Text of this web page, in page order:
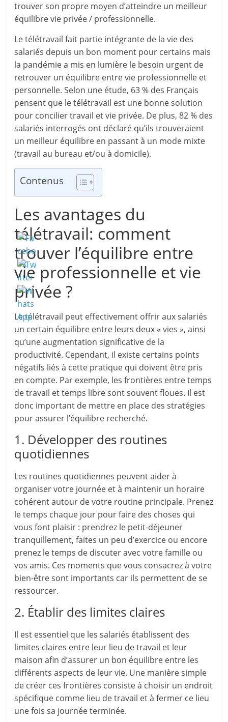
trouver son propre moyen d’atteindre un meilleur
équilibre vie privée / professionnelle.
Le télétravail fait partie intégrante de la vie des
salariés depuis un bon moment pour certains mais
la pandémie a mis en lumière le besoin urgent de
retrouver un équilibre entre vie professionnelle et
personnelle. Selon une étude, 63 % des Français
pensent que le télétravail est une bonne solution
pour concilier travail et vie privée. De plus, 82 % des
salariés interrogés ont déclaré qu’ils trouveraient
un meilleur équilibre en passant à un mode mixte
(travail au bureau et/ou à domicile).
Contenus
Les avantages du
télétravail: comment
trouver l’équilibre entre
vie professionnelle et vie
privée ?
Le télétravail peut effectivement offrir aux salariés
un certain équilibre entre leurs deux « vies », ainsi
qu’une augmentation significative de la
productivité. Cependant, il existe certains points
négatifs liés à cette pratique qui doivent être pris
en compte. Par exemple, les frontières entre temps
de travail et temps libre sont souvent floues. Il est
donc important de mettre en place des stratégies
pour assurer l’équilibre recherché.
1. Développer des routines
quotidiennes
Les routines quotidiennes peuvent aider à
organiser votre journée et à maintenir un horaire
cohérent autour de votre routine principale. Prenez
le temps chaque jour pour faire des choses qui
vous font plaisir : prendrez le petit-déjeuner
tranquillement, faites un peu d’exercice ou encore
prenez le temps de discuter avec votre famille ou
vos amis. Ces moments que vous consacrez à votre
bien-être sont importants car ils permettent de se
ressourcer.
2. Établir des limites claires
Il est essentiel que les salariés établissent des
limites claires entre leur lieu de travail et leur
maison afin d’assurer un bon équilibre entre les
différents aspects de leur vie. Une manière simple
de créer ces frontières consiste à choisir un endroit
spécifique comme lieu de travail et à fermer ce lieu
une fois sa journée terminée.